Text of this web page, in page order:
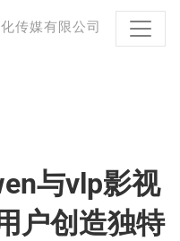
传媒有限公司
与vlp影视
户创造独特